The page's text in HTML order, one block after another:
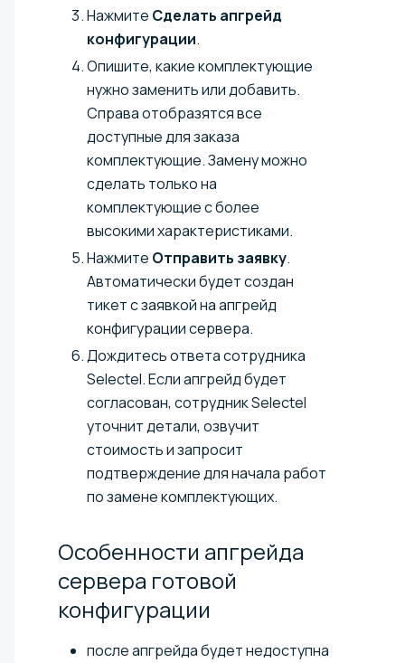
Нажмите Сделать апгрейд
конфигурации.
Опишите, какие комплектующие
нужно заменить или добавить.
Справа отобразятся все
доступные для заказа
комплектующие. Замену можно
сделать только на
комплектующие с более
высокими характеристиками.
Нажмите Отправить заявку.
Автоматически будет создан
тикет с заявкой на апгрейд
конфигурации сервера.
Дождитесь ответа сотрудника
Selectel. Если апгрейд будет
согласован, сотрудник Selectel
уточнит детали, озвучит
стоимость и запросит
подтверждение для начала работ
по замене комплектующих.
Особенности апгрейда
сервера готовой
конфигурации
после апгрейда будет недоступна